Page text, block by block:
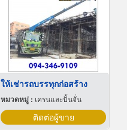
ให้เช่ารถบรรทุกก่อสร้าง
หมวดหมู่ : เครนและปั้นจั่น
ติดต่อผู้ขาย